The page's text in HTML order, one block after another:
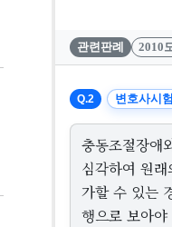
관련판례 2010
Q.2 변호사시
충동조절장애
심각하여 원
가할 수 있는
행으로 보아야